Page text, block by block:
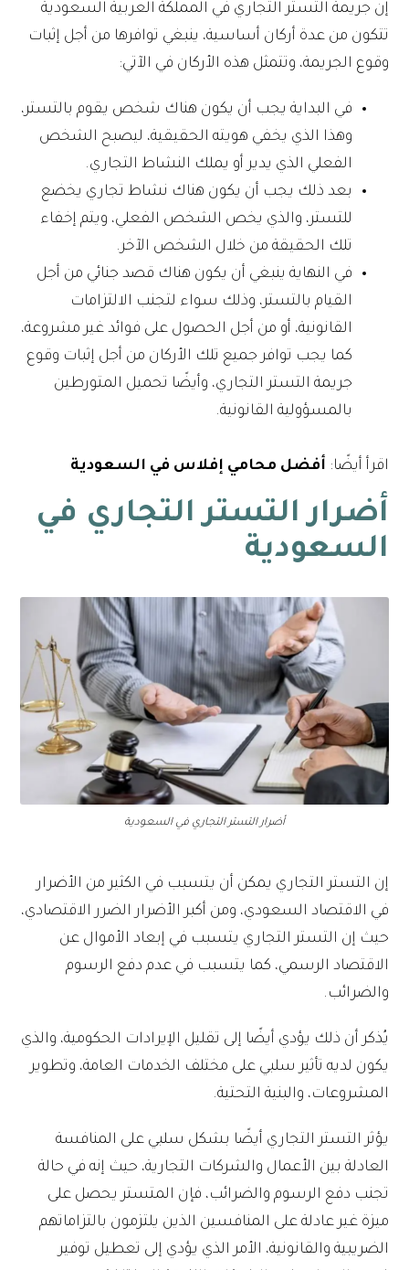
إن جريمة التستر التجاري في المملكة العربية السعودية
تتكون من عدة أركان أساسية، ينبغي توافرها من أجل إثبات
وقوع الجريمة، وتتمثل هذه الأركان في الآتي:
في البداية يجب أن يكون هناك شخص يقوم بالتستر،
وهذا الذي يخفي هويته الحقيقية، ليصبح الشخص
الفعلي الذي يدير أو يملك النشاط التجاري.
بعد ذلك يجب أن يكون هناك نشاط تجاري يخضع
للتستر، والذي يخص الشخص الفعلي، ويتم إخفاء
تلك الحقيقة من خلال الشخص الآخر.
في النهاية ينبغي أن يكون هناك قصد جنائي من أجل
القيام بالتستر، وذلك سواء لتجنب الالتزامات
القانونية، أو من أجل الحصول على فوائد غير مشروعة،
كما يجب توافر جميع تلك الأركان من أجل إثبات وقوع
جريمة التستر التجاري، وأيضًا تحميل المتورطين
بالمسؤولية القانونية.
اقرأ أيضًا: أفضل محامي إفلاس في السعودية
أضرار التستر التجاري في
السعودية
أضرار التستر التجاري في السعودية
إن التستر التجاري يمكن أن يتسبب في الكثير من الأضرار
في الاقتصاد السعودي، ومن أكبر الأضرار الضرر الاقتصادي،
حيث إن التستر التجاري يتسبب في إبعاد الأموال عن
الاقتصاد الرسمي، كما يتسبب في عدم دفع الرسوم
والضرائب.
يُذكر أن ذلك يؤدي أيضًا إلى تقليل الإيرادات الحكومية، والذي
يكون لديه تأثير سلبي على مختلف الخدمات العامة، وتطوير
المشروعات، والبنية التحتية.
يؤثر التستر التجاري أيضًا بشكل سلبي على المنافسة
العادلة بين الأعمال والشركات التجارية، حيث إنه في حالة
تجنب دفع الرسوم والضرائب، فإن المتستر يحصل على
ميزة غير عادلة على المنافسين الذين يلتزمون بالتزاماتهم
الضريبية والقانونية، الأمر الذي يؤدي إلى تعطيل توفير